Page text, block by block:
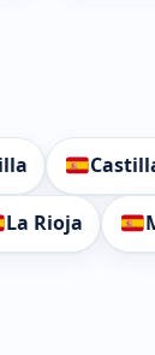
La Rioja